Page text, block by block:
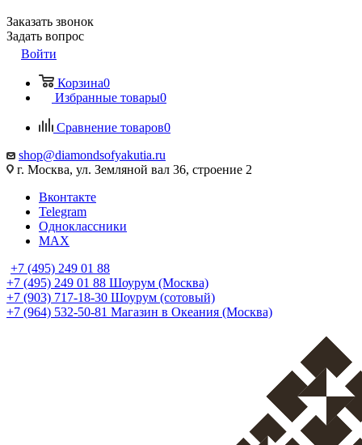
Заказать звонок
Задать вопрос
Войти
Корзина0
Избранные товары0
Сравнение товаров0
shop@diamondsofyakutia.ru
г. Москва, ул. Земляной вал 36, строение 2
Вконтакте
Telegram
Одноклассники
MAX
+7 (495) 249 01 88
+7 (495) 249 01 88 Шоурум (Москва)
+7 (903) 717-18-30 Шоурум (сотовый)
+7 (964) 532-50-81 Магазин в Океания (Москва)